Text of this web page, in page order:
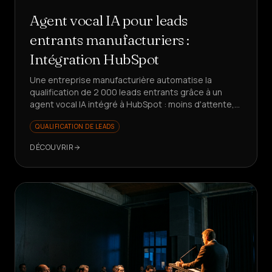
Agent vocal IA pour leads
entrants manufacturiers :
Intégration HubSpot
Une entreprise manufacturière automatise la
qualification de 2 000 leads entrants grâce à un
agent vocal IA intégré à HubSpot : moins d'attente,
valeur.
QUALIFICATION DE LEADS
DÉCOUVRIR